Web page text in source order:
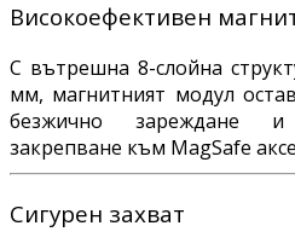
Високоефективен
С вътрешна 8-слойна
мм, магнитният модул
безжично зареждане и
закрепване към MagSafe
Сигурен захват